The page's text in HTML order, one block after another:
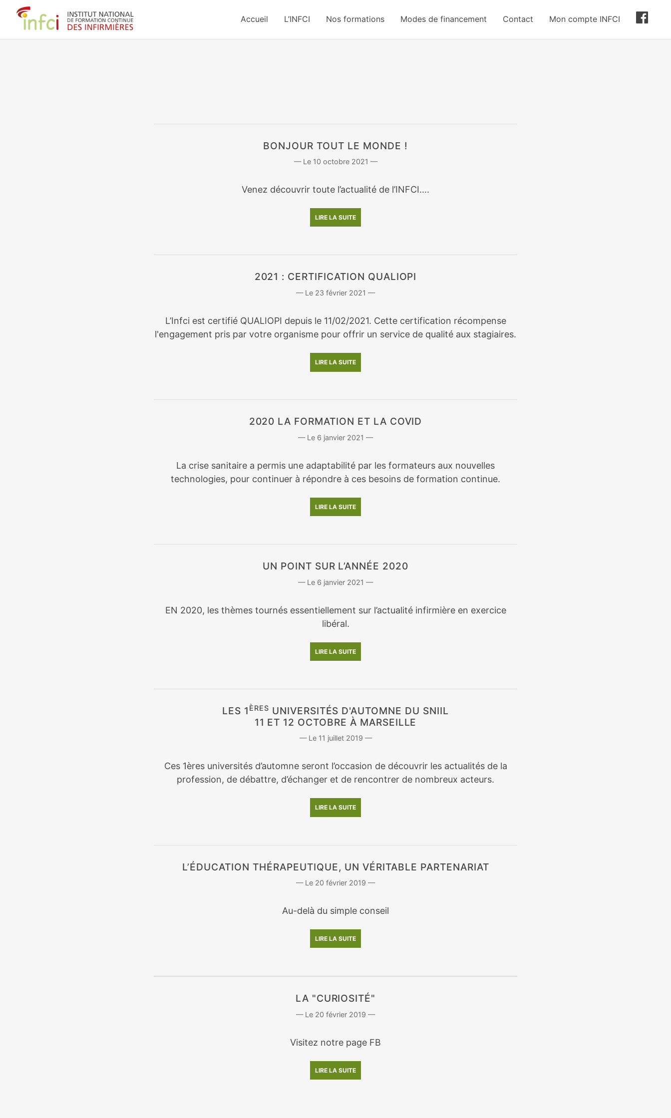
Accueil L’INFCI Nos formations Modes de financement Contact Mon compte INFCI
BONJOUR TOUT LE MONDE !
10 octobre 2021
Venez découvrir toute l’actualité de l’INFCI....
LIRE LA SUITE
2021 : CERTIFICATION QUALIOPI
23 février 2021
L’Infci est certifié QUALIOPI depuis le 11/02/2021. Cette certification récompense
l'engagement pris par votre organisme pour offrir un service de qualité aux stagiaires.
LIRE LA SUITE
2020 LA FORMATION ET LA COVID
6 janvier 2021
La crise sanitaire a permis une adaptabilité par les formateurs aux nouvelles
technologies, pour continuer à répondre à ces besoins de formation continue.
LIRE LA SUITE
UN POINT SUR L’ANNÉE 2020
6 janvier 2021
EN 2020, les thèmes tournés essentiellement sur l’actualité infirmière en exercice
libéral.
LIRE LA SUITE
LES 1 ÈRES UNIVERSITÉS D'AUTOMNE DU SNIIL
11 ET 12 OCTOBRE À MARSEILLE
11 juillet 2019
Ces 1ères universités d’automne seront l’occasion de découvrir les actualités de la
profession, de débattre, d’échanger et de rencontrer de nombreux acteurs.
LIRE LA SUITE
L’ÉDUCATION THÉRAPEUTIQUE, UN VÉRITABLE PARTENARIAT
20 février 2019
Au-delà du simple conseil
LIRE LA SUITE
LA "CURIOSITÉ"
20 février 2019
Visitez notre page FB
LIRE LA SUITE